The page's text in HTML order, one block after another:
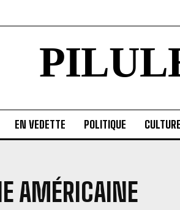
EN VEDETTE POLITIQUE CULTURE
AMÉRICAINE